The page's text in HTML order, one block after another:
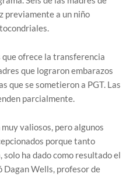
previamente a un niño
ofrece la transferencia
que lograron embarazos
que se sometieron a PGT. Las
parcialmente.
valiosos, pero algunos
porque tanto
ha dado como resultado el
Dagan Wells, profesor de